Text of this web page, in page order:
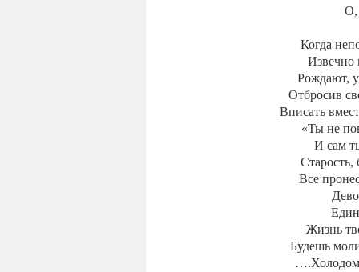
О,
Когда
Извечно
Рождают,
Отбросив
Вписать
«Ты не
И сам
Старость,
Все
Жизнь
Будешь
….Холодом